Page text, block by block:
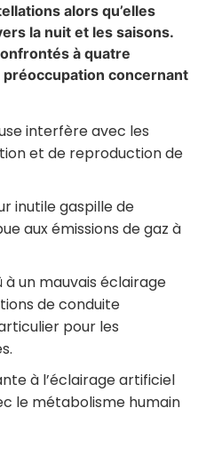
alors qu’elles
la nuit et les saisons.
à quatre
concernant
interfère avec les
et de reproduction de
inutile gaspille de
aux émissions de gaz à
à un mauvais éclairage
de conduite
pour les
à l’éclairage artificiel
le métabolisme humain